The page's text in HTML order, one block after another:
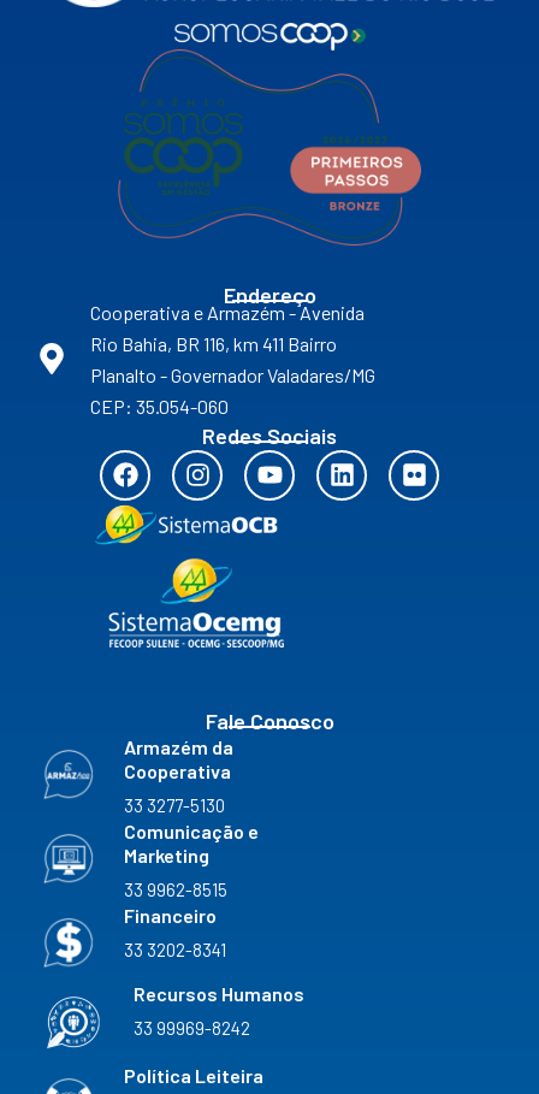
Endereço
Cooperativa e Armazém - Avenida
Rio Bahia, BR 116, km 411 Bairro
Planalto - Governador Valadares/MG
CEP: 35.054-060
Redes Sociais
F
a
c
e
o
k
I
n
t
a
g
r
a
Y
o
u
t
e
L
i
F
l
Fale Conosco
Armazém da
Cooperativa
33 3277-5130
Comunicação e
Marketing
33 9962-8515
Financeiro
33 3202-8341
Recursos Humanos
33 99969-8242
Política Leiteira